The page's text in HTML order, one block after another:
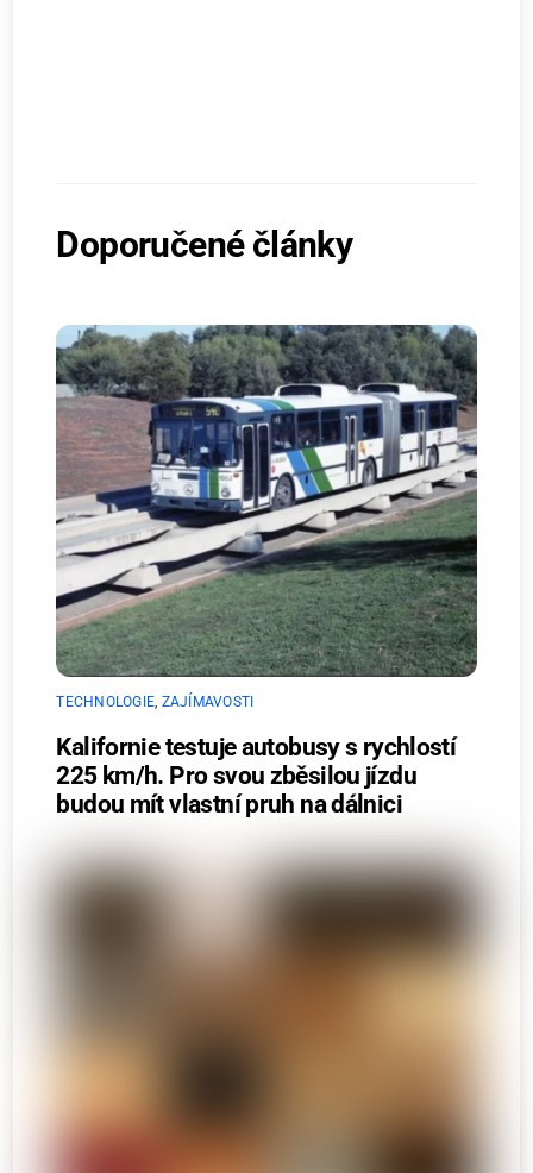
Doporučené články
TECHNOLOGIE, ZAJÍMAVOSTI
Kalifornie testuje autobusy s rychlostí
225 km/h. Pro svou zběsilou jízdu
budou mít vlastní pruh na dálnici